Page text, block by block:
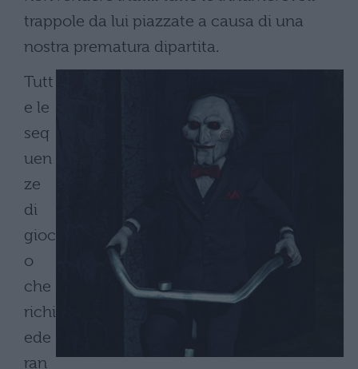
trappole da lui piazzate a causa di una
nostra prematura dipartita.
Tutt
e le
seq
uen
ze
di
gioc
o
che
richi
ede
ran